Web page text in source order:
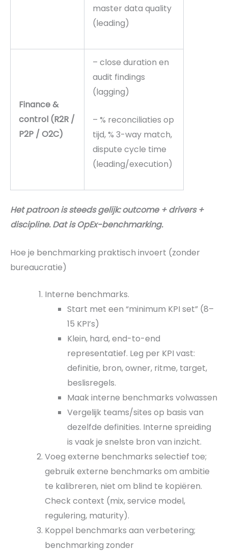
master data quality
(leading)
Finance &
control (R2R /
P2P / O2C)
– close duration en
audit findings
(lagging)
– % reconciliaties op
tijd, % 3-way match,
dispute cycle time
(leading/execution)
Het patroon is steeds gelijk: outcome + drivers +
discipline. Dat is OpEx-benchmarking.
Hoe je benchmarking praktisch invoert (zonder
bureaucratie)
Interne benchmarks.
Start met een “minimum KPI set” (8–
15 KPI’s)
Klein, hard, end-to-end
representatief. Leg per KPI vast:
definitie, bron, owner, ritme, target,
beslisregels.
Maak interne benchmarks volwassen
Vergelijk teams/sites op basis van
dezelfde definities. Interne spreiding
is vaak je snelste bron van inzicht.
Voeg externe benchmarks selectief toe;
gebruik externe benchmarks om ambitie
te kalibreren, niet om blind te kopiëren.
Check context (mix, service model,
regulering, maturity).
Koppel benchmarks aan verbetering;
benchmarking zonder